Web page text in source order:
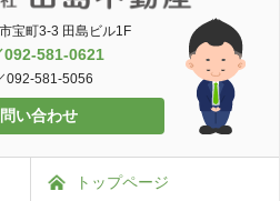
宝町3-3 田島ビル1F
092-581-0621
092-581-5056
い合わせ
トップページ